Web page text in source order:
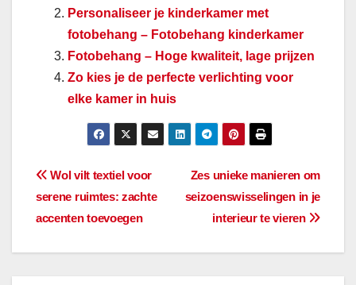
Personaliseer je kinderkamer met
fotobehang – Fotobehang kinderkamer
Fotobehang – Hoge kwaliteit, lage prijzen
Zo kies je de perfecte verlichting voor
elke kamer in huis
Bericht
navigatie
Zes unieke manieren om
seizoenswisselingen in je
interieur te vieren
Wol vilt textiel voor
serene ruimtes: zachte
accenten toevoegen